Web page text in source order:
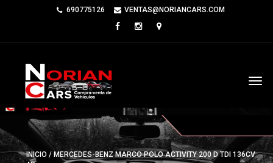
690775126 VENTAS@NORIANCARS.COM
INICIO / MERCEDES-BENZ MARCO POLO ACTIVITY 200 D TDI 136CV